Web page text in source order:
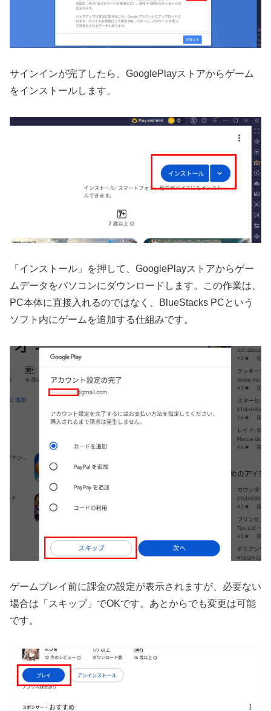
サインインが完了したら、GooglePlayストアからゲーム
をインストールします。
「インストール」を押して、GooglePlayストアからゲー
ムデータをパソコンにダウンロードします。この作業は、
PC本体に直接入れるのではなく、BlueStacks PCという
ソフト内にゲームを追加する仕組みです。
ゲームプレイ前に課金の設定が表示されますが、必要ない
場合は「スキップ」でOKです。あとからでも変更は可能
です。